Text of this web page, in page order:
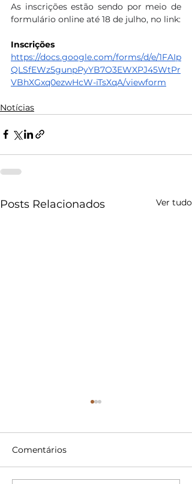
As inscrições estão sendo por meio de
formulário online até 18 de julho, no link:
Inscrições
https://docs.google.com/forms/d/e/1FAIp
QLSfEWz5gunpPyYB7O3EWXPJ45WtPr
VBhXGxq0ezwHcW-iTsXqA/viewform
Notícias
Posts Relacionados Ver tudo
Comentários